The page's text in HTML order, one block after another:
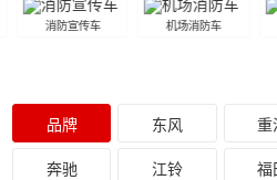
消防宣传车 机场消防车
品牌 东风 重
奔驰
江铃 福